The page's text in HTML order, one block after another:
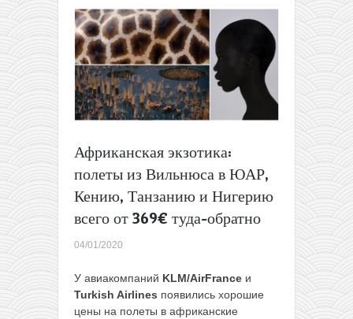
Минска
от
380€
туда-
обратно.
Африканская экзотика:
полеты из Вильнюса в ЮАР,
Кению, Танзанию и Нигерию
всего от 369€ туда-обратно
04/01/2020
У авиакомпаний KLM/AirFrance и
Turkish Airlines появились хорошие
цены на полеты в африканские